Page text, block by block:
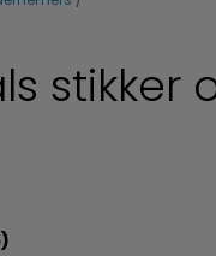
stikker